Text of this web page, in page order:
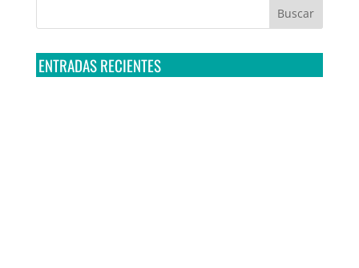
ENTRADAS RECIENTES